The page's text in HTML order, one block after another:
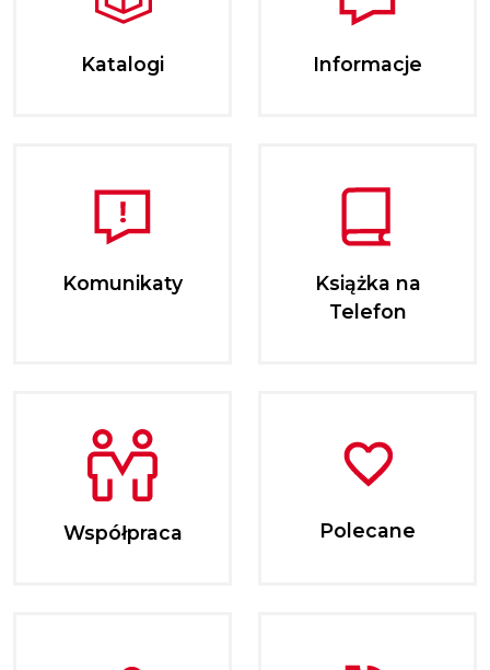
Katalogi Informacje
Komunikaty
Książka na
Telefon
Współpraca Polecane